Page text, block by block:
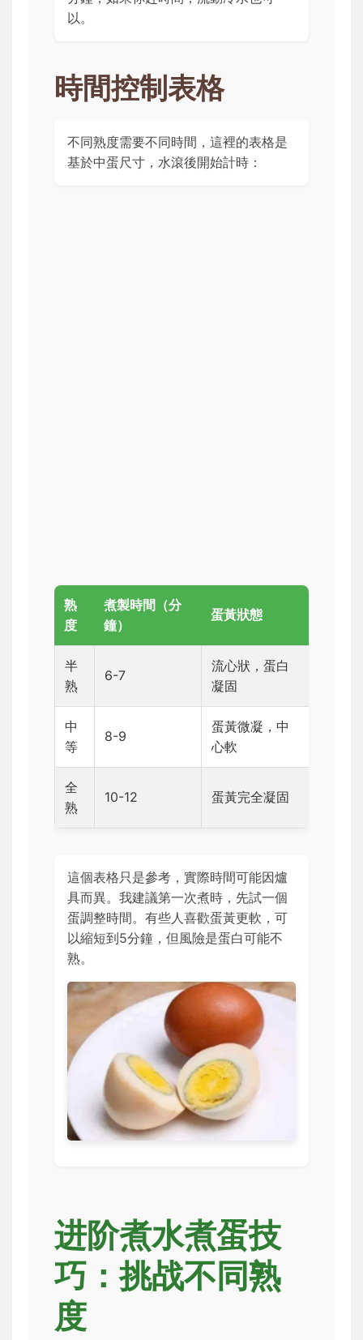
以。
時間控制表格
不同熟度需要不同時間，這裡的表格是
基於中蛋尺寸，水滾後開始計時：
熟
度
煮製時間（分
鐘）
蛋黃狀態
半
熟
6-7
流心狀，蛋白
凝固
中
等
8-9
蛋黃微凝，中
心軟
全
熟
10-12 蛋黃完全凝固
這個表格只是參考，實際時間可能因爐
具而異。我建議第一次煮時，先試一個
蛋調整時間。有些人喜歡蛋黃更軟，可
以縮短到5分鐘，但風險是蛋白可能不
熟。
进阶煮水煮蛋技
巧：挑战不同熟
度